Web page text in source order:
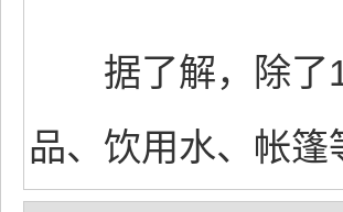
据了解，除了
品、饮用水、帐